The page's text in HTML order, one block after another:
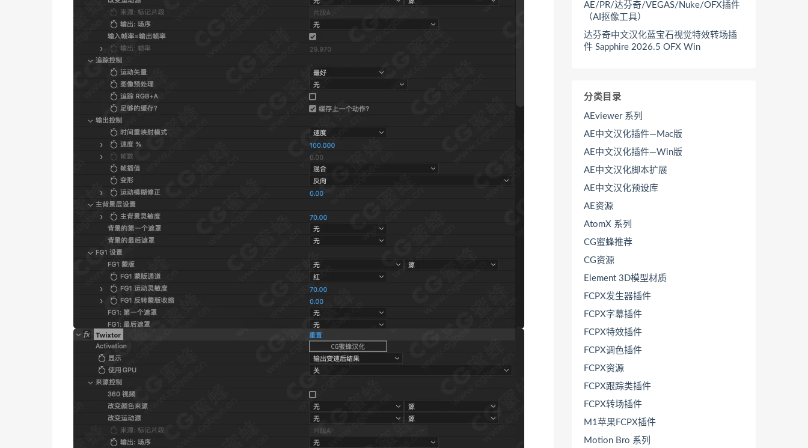
AE/PR/达芬奇/VEGAS/Nuke/OFX插件
（AI抠像工具）
达芬奇中文汉化蓝宝石视觉特效转场插
件 Sapphire 2026.5 OFX Win
分类目录
AEviewer 系列
AE中文汉化插件—Mac版
AE中文汉化插件—Win版
AE中文汉化脚本扩展
AE中文汉化预设库
AE资源
AtomX 系列
CG蜜蜂推荐
CG资源
Element 3D模型材质
FCPX发生器插件
FCPX字幕插件
FCPX特效插件
FCPX调色插件
FCPX资源
FCPX跟踪类插件
FCPX转场插件
M1苹果FCPX插件
Motion Bro 系列